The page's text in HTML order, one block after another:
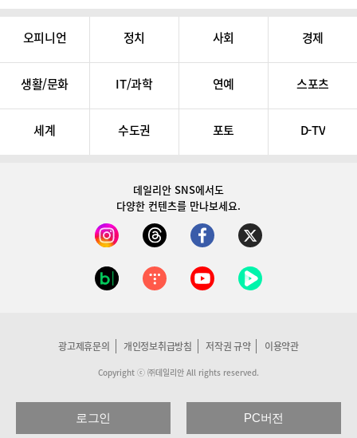
오피니언 정치 사회 경제
생활/문화 IT/과학 연예 스포츠
세계 수도권 포토 D-TV
데일리안 SNS에서도
다양한 컨텐츠를 만나보세요.
광고제휴문의 개인정보취급방침 저작권 규약 이용약관
Copyright ⓒ ㈜데일리안 All rights reserved.
로그인 PC버전